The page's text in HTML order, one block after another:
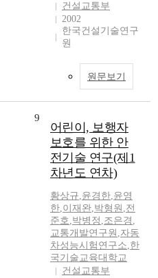
건설교통부
2002
한국건설기술연구
원
원문보기
9
어린이, 보행자
보호를 위한 안
전기술 연구(제1
차년도 연차)
황상규,윤경한,윤영
한,이재완,박형원 ,전
준호,박병정 ,조은경 ,
교통개발연구원 ,자동
차성능시험연구소,한
국기술교육대학교
건설교통부